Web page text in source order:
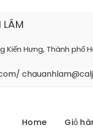
LÂM
Kiến Hưng, Thành phố
Home Giỏ